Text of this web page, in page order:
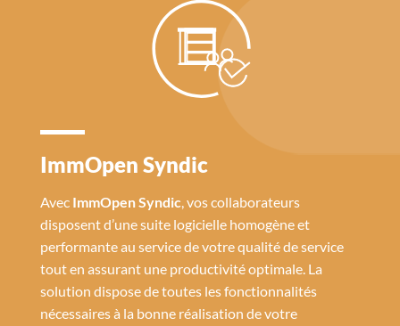
ImmOpen Syndic
Avec ImmOpen Syndic, vos collaborateurs
disposent d’une suite logicielle homogène et
performante au service de votre qualité de service
tout en assurant une productivité optimale. La
solution dispose de toutes les fonctionnalités
nécessaires à la bonne réalisation de votre